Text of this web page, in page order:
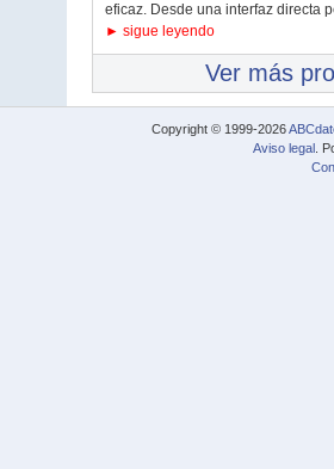
eficaz. Desde una interfaz directa
► sigue leyendo
Ver más
Copyright © 1999-2026
Aviso legal .